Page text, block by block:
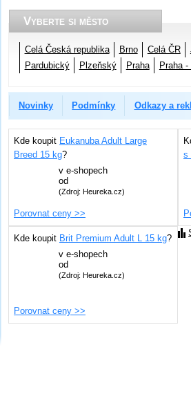
Vyberte si město
Celá Česká republika Brno Celá ČR
Pardubický
Plzeňský Praha Praha
Novinky Podmínky Odkazy a
Kde koupit Eukanuba Adult Large
Breed 15 kg?
v e-shopech
od
(Zdroj: Heureka.cz)
Porovnat ceny >>
s
Kde koupit Brit Premium Adult L 15 kg?
v e-shopech
od
(Zdroj: Heureka.cz)
Porovnat ceny >>